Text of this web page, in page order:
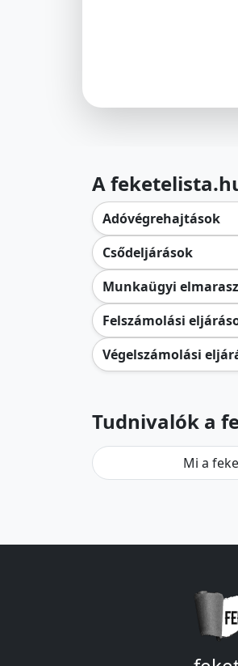
A
Adóvégrehajtások
Csődeljárások
Munkaügyi
Felszámolási
Végelszámolási
Tudnivalók a
Mi a